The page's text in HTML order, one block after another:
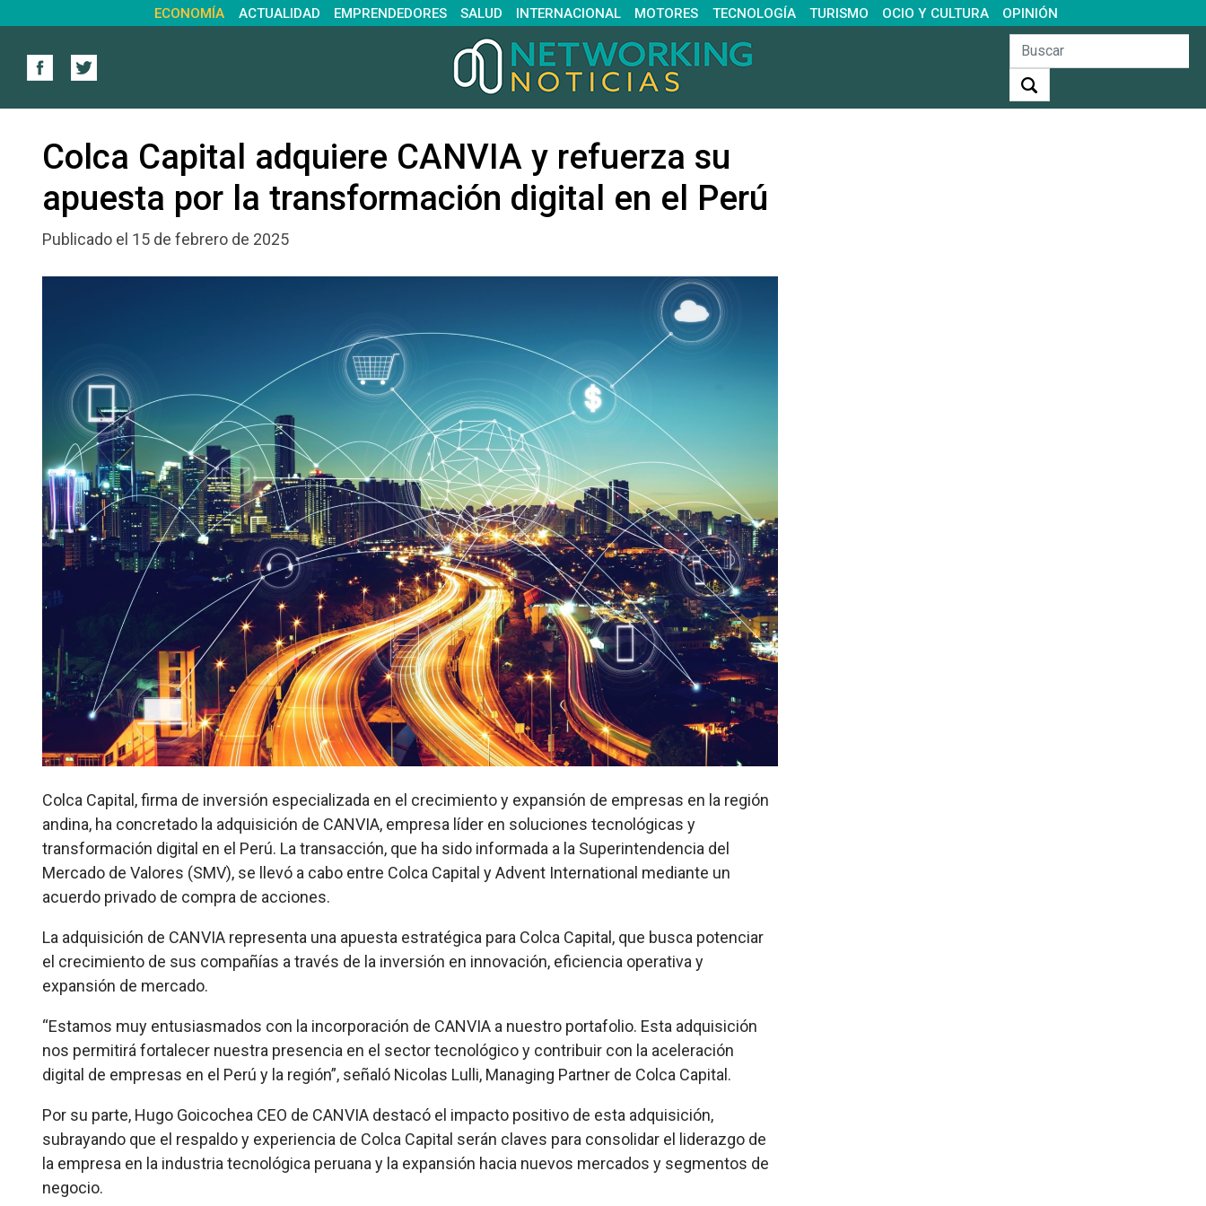
ECONOMÍA ACTUALIDAD EMPRENDEDORES SALUD INTERNACIONAL MOTORES TECNOLOGÍA TURISMO OCIO Y CULTURA OPINIÓN
Colca Capital adquiere CANVIA y refuerza su
apuesta por la transformación digital en el Perú
Publicado el 15 de febrero de 2025
Colca Capital, firma de inversión especializada en el crecimiento y expansión de empresas en la región
andina, ha concretado la adquisición de CANVIA, empresa líder en soluciones tecnológicas y
transformación digital en el Perú. La transacción, que ha sido informada a la Superintendencia del
Mercado de Valores (SMV), se llevó a cabo entre Colca Capital y Advent International mediante un
acuerdo privado de compra de acciones.
La adquisición de CANVIA representa una apuesta estratégica para Colca Capital, que busca potenciar
el crecimiento de sus compañías a través de la inversión en innovación, eficiencia operativa y
expansión de mercado.
“Estamos muy entusiasmados con la incorporación de CANVIA a nuestro portafolio. Esta adquisición
nos permitirá fortalecer nuestra presencia en el sector tecnológico y contribuir con la aceleración
digital de empresas en el Perú y la región”, señaló Nicolas Lulli, Managing Partner de Colca Capital.
Por su parte, Hugo Goicochea CEO de CANVIA destacó el impacto positivo de esta adquisición,
subrayando que el respaldo y experiencia de Colca Capital serán claves para consolidar el liderazgo de
la empresa en la industria tecnológica peruana y la expansión hacia nuevos mercados y segmentos de
negocio.